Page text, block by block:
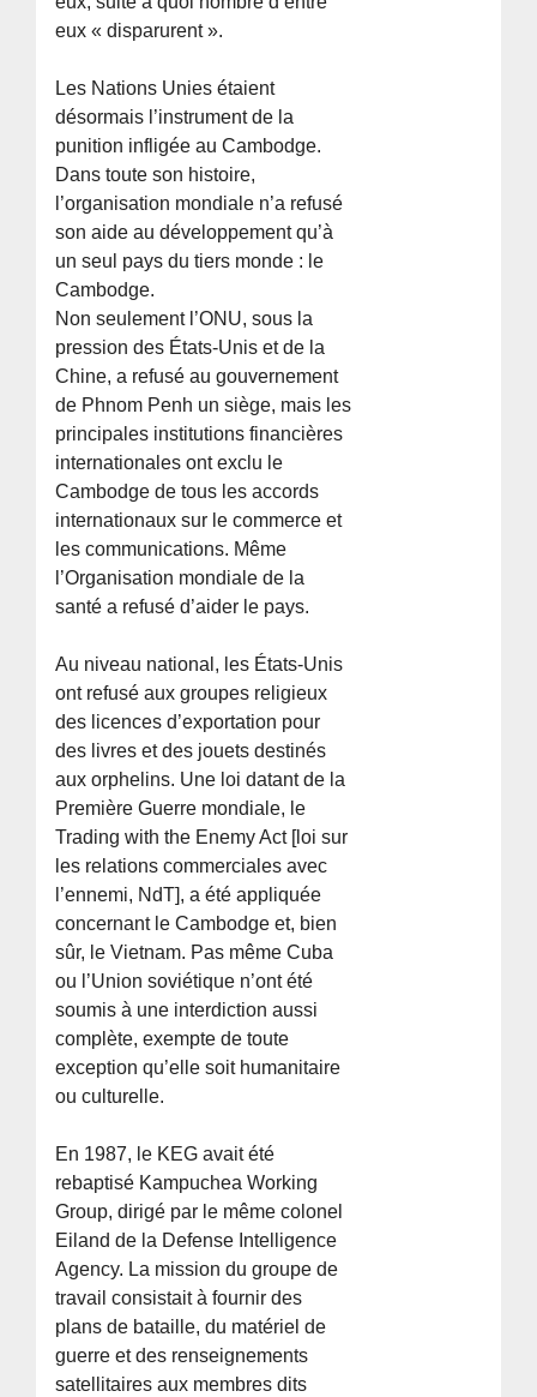
eux « disparurent ».
Les Nations Unies étaient
désormais l’instrument de la
punition infligée au Cambodge.
Dans toute son histoire,
l’organisation mondiale n’a refusé
son aide au développement qu’à
un seul pays du tiers monde : le
Cambodge.
Non seulement l’ONU, sous la
pression des États-Unis et de la
Chine, a refusé au gouvernement
de Phnom Penh un siège, mais les
principales institutions financières
internationales ont exclu le
Cambodge de tous les accords
internationaux sur le commerce et
les communications. Même
l’Organisation mondiale de la
santé a refusé d’aider le pays.
Au niveau national, les États-Unis
ont refusé aux groupes religieux
des licences d’exportation pour
des livres et des jouets destinés
aux orphelins. Une loi datant de la
Première Guerre mondiale, le
Trading with the Enemy Act [loi sur
les relations commerciales avec
l’ennemi, NdT], a été appliquée
concernant le Cambodge et, bien
sûr, le Vietnam. Pas même Cuba
ou l’Union soviétique n’ont été
soumis à une interdiction aussi
complète, exempte de toute
exception qu’elle soit humanitaire
ou culturelle.
En 1987, le KEG avait été
rebaptisé Kampuchea Working
Group, dirigé par le même colonel
Eiland de la Defense Intelligence
Agency. La mission du groupe de
travail consistait à fournir des
plans de bataille, du matériel de
guerre et des renseignements
satellitaires aux membres dits